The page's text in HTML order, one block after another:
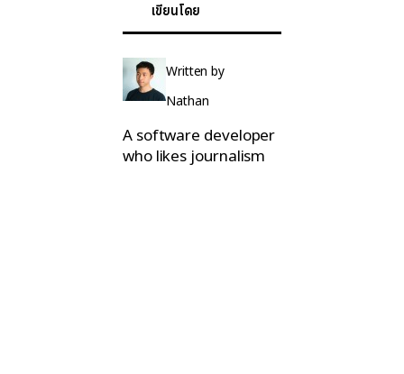
เขียนโดย
Written by
Nathan
A software developer
who likes journalism